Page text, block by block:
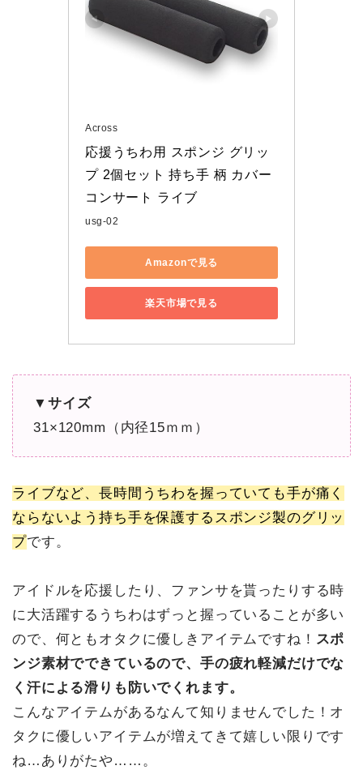
Across
応援うちわ用 スポンジ グリッ
プ 2個セット 持ち手 柄 カバー
コンサート ライブ
usg-02
Amazonで見る
楽天市場で見る
▼サイズ
31×120mm（内径15ｍｍ）
ライブなど、長時間うちわを握っていても手が痛く
ならないよう持ち手を保護するスポンジ製のグリッ
プです。
アイドルを応援したり、ファンサを貰ったりする時
に大活躍するうちわはずっと握っていることが多い
ので、何ともオタクに優しきアイテムですね！ スポ
ンジ素材でできているので、手の疲れ軽減だけでな
く汗による滑りも防いでくれます。
こんなアイテムがあるなんて知りませんでした！オ
タクに優しいアイテムが増えてきて嬉しい限りです
ね…ありがたや……。